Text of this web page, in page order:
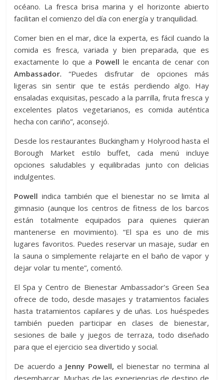
océano. La fresca brisa marina y el horizonte abierto
facilitan el comienzo del día con energía y tranquilidad.
Comer bien en el mar, dice la experta, es fácil cuando la
comida es fresca, variada y bien preparada, que es
exactamente lo que a Powell le encanta de cenar con
Ambassador. “Puedes disfrutar de opciones más
ligeras sin sentir que te estás perdiendo algo. Hay
ensaladas exquisitas, pescado a la parrilla, fruta fresca y
excelentes platos vegetarianos, es comida auténtica
hecha con cariño”, aconsejó.
Desde los restaurantes Buckingham y Holyrood hasta el
Borough Market estilo buffet, cada menú incluye
opciones saludables y equilibradas junto con delicias
indulgentes.
Powell indica también que el bienestar no se limita al
gimnasio (aunque los centros de fitness de los barcos
están totalmente equipados para quienes quieran
mantenerse en movimiento). “El spa es uno de mis
lugares favoritos. Puedes reservar un masaje, sudar en
la sauna o simplemente relajarte en el baño de vapor y
dejar volar tu mente”, comentó.
El Spa y Centro de Bienestar Ambassador’s Green Sea
ofrece de todo, desde masajes y tratamientos faciales
hasta tratamientos capilares y de uñas. Los huéspedes
también pueden participar en clases de bienestar,
sesiones de baile y juegos de terraza, todo diseñado
para que el ejercicio sea divertido y social.
De acuerdo a Jenny Powell, el bienestar no termina al
desembarcar. Muchas de las experiencias de destino de